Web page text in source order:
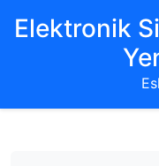
Elektronik